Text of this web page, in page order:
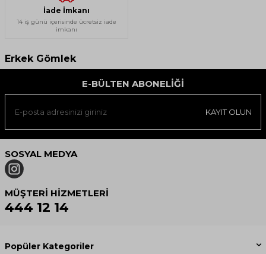
İade İmkanı
14 iş günü içerisinde ücretsiz iade
imkanı
Erkek Gömlek
E-BÜLTEN ABONELIĞI
KAYIT OLUN
SOSYAL MEDYA
MÜŞTERI HIZMETLERI
444 12 14
Popüler Kategoriler